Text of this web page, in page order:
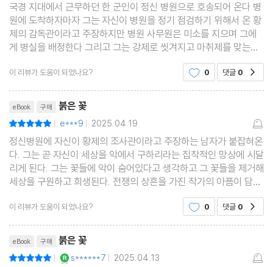
국경 지대에서 근무하던 한 군인이 정신 병원으로 호송되어 온다 병
원에 도착하자마자 그는 자신이 병원을 정기 점검하기 위해서 온 황
제의 감독관이라고 주장하지만 병원 사무원은 미소를 지으며 그에
게 병실을 배정한다 그리고 그는 강제로 씻겨지고 마취제를 맞는다
그만의 의식 속에서 그는 사물의 본질을 꿰뚫어 볼 수 있다고 믿는데
그때 그에게 병원 정원에 있는 꽃 두 송이가 보
이 리뷰가 도움이 되었나요? 0 댓글 0
eBook 구매 붉은 꽃
| e***9 | 2025.04.19
정신병원에 자신이 황제의 조사관이라고 주장하는 남자가 붙잡혀온
다. 그는 곧 자신이 세상을 악에서 구하리라는 집착적인 망상에 시달
리게 된다. 그는 꽃들에 악이 숨어있다고 생각하고 그 꽃들을 제거해
세상을 구원하고 희생된다. 전쟁의 상흔을 가진 작가의 아픔이 담긴
이 리뷰가 도움이 되었나요? 0 댓글 0
eBook 구매 붉은 꽃
| s******7 | 2025.04.13